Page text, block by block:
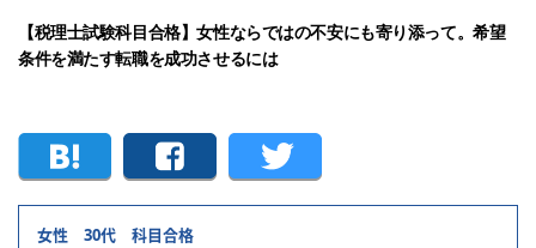
【税理士試験科目合格】女性ならではの不安にも寄り添って。希望
条件を満たす転職を成功させるには
女性 30代 科目合格